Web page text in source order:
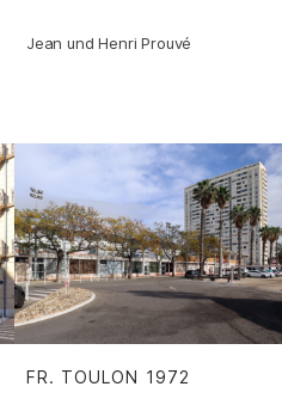
Jean und Henri Prouvé
FR. TOULON 1972